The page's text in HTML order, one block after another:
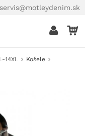
14XL
Košele